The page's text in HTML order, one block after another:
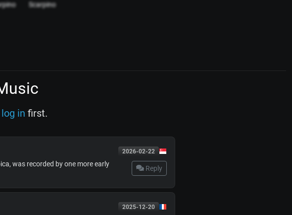
Scarpino
log in first.
2026-02-22
Reply
was recorded by one more early
2025-12-20